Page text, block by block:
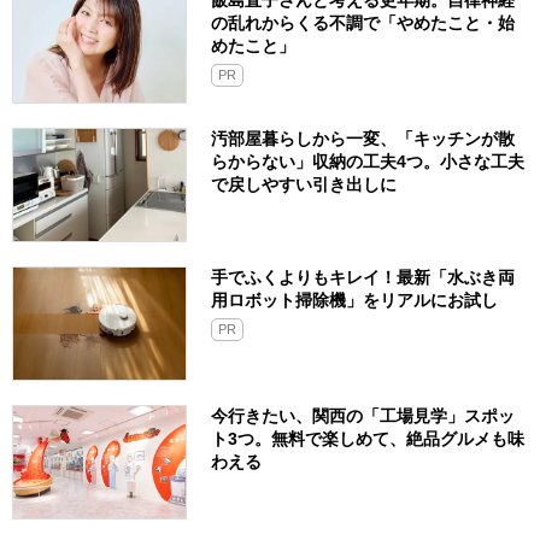
の乱れからくる不調で「やめたこと・始
めたこと」
PR
汚部屋暮らしから一変、「キッチンが散
らからない」収納の工夫4つ。小さな工夫
で戻しやすい引き出しに
手でふくよりもキレイ！最新「水ぶき両
用ロボット掃除機」をリアルにお試し
PR
今行きたい、関西の「工場見学」スポッ
ト3つ。無料で楽しめて、絶品グルメも味
わえる